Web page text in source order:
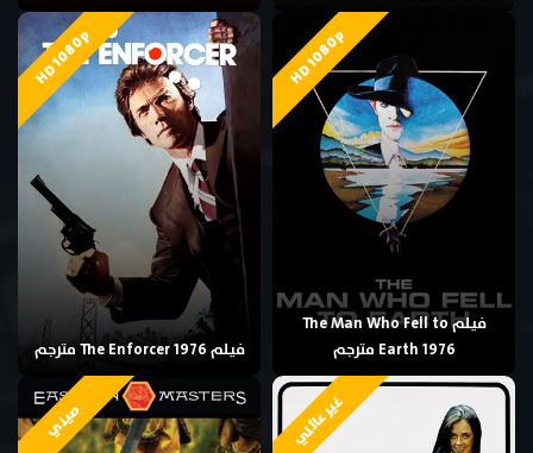
HD 1080p
فيلم The Man Who Fell to
Earth 1976 مترجم
HD 1080p
فيلم The Enforcer 1976 مترجم
غير عائلي صيني